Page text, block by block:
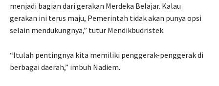
menjadi bagian dari gerakan Merdeka Belajar. Kalau
gerakan ini terus maju, Pemerintah tidak akan punya opsi
selain mendukungnya,” tutur Mendikbudristek.
“Itulah pentingnya kita memiliki penggerak-penggerak di
berbagai daerah,” imbuh Nadiem.